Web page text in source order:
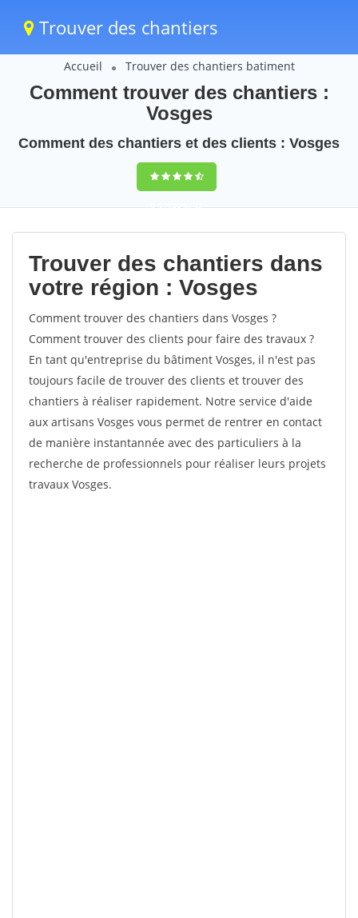
Trouver des chantiers
Accueil Trouver des chantiers batiment
Comment trouver des chantiers :
Vosges
Comment des chantiers et des clients : Vosges
9,5(100%)32
votes
Trouver des chantiers dans
votre région : Vosges
Comment trouver des chantiers dans Vosges ?
Comment trouver des clients pour faire des travaux ?
En tant qu'entreprise du bâtiment Vosges, il n'est pas
toujours facile de trouver des clients et trouver des
chantiers à réaliser rapidement. Notre service d'aide
aux artisans Vosges vous permet de rentrer en contact
de manière instantannée avec des particuliers à la
recherche de professionnels pour réaliser leurs projets
travaux Vosges.